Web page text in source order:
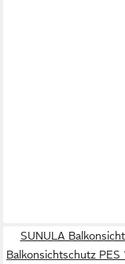
SUNULA
Balkonsichtschutz PES